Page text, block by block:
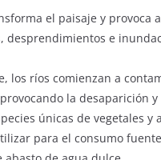
el paisaje y provoca
desprendimientos e
los ríos comienzan a
la desaparición y
únicas de vegetales y
para el consumo